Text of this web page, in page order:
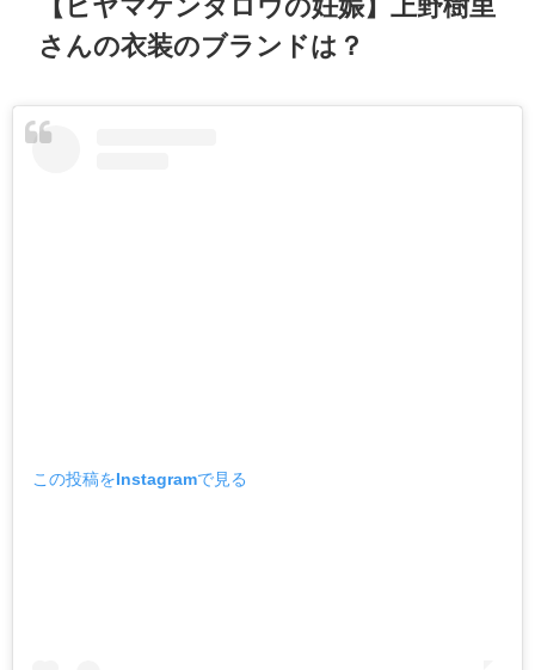
【ヒヤマケンタロウの妊娠】上野樹里
さんの衣装のブランドは？
この投稿をInstagramで見る